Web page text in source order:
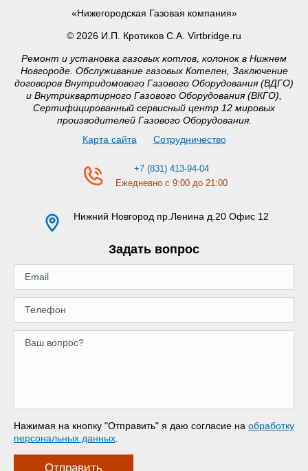
«Нижегородская Газовая компания»
© 2026 И.П. Кротиков С.А. Virtbridge.ru
Ремонт и установка газовых котлов, колонок в Нижнем
Новгороде. Обслуживание газовых Котелен, Заключение
договоров Внутридомового Газового Оборудования (ВДГО)
и Внутриквартирного Газового Оборудования (ВКГО),
Сертифицированный сервисный центр 12 мировых
производителей Газового Оборудования.
Карта сайта
Сотрудничество
+7 (831) 413-94-04
Ежедневно с 9:00 до 21:00
Нижний Новгород пр.Ленина д.20 Офис 12
Задать вопрос
Нажимая на кнопку "Отправить" я даю согласие на обработку
персональных данных
Отправить